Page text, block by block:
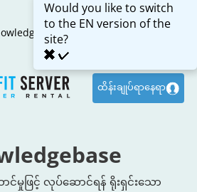
Would you like to switch
to the EN version of the
site?
✖ ✔
ထိန်းချုပ်ရာနေရာ
ာင်မှုဖြင့် လုပ်ဆောင်ရန် ရိုးရှင်းသော